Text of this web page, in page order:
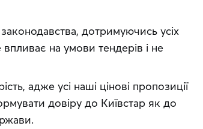
дотримуючись усіх
впливає на умови тендерів і не
адже усі наші цінові пропозиції
довіру до Київстар як до